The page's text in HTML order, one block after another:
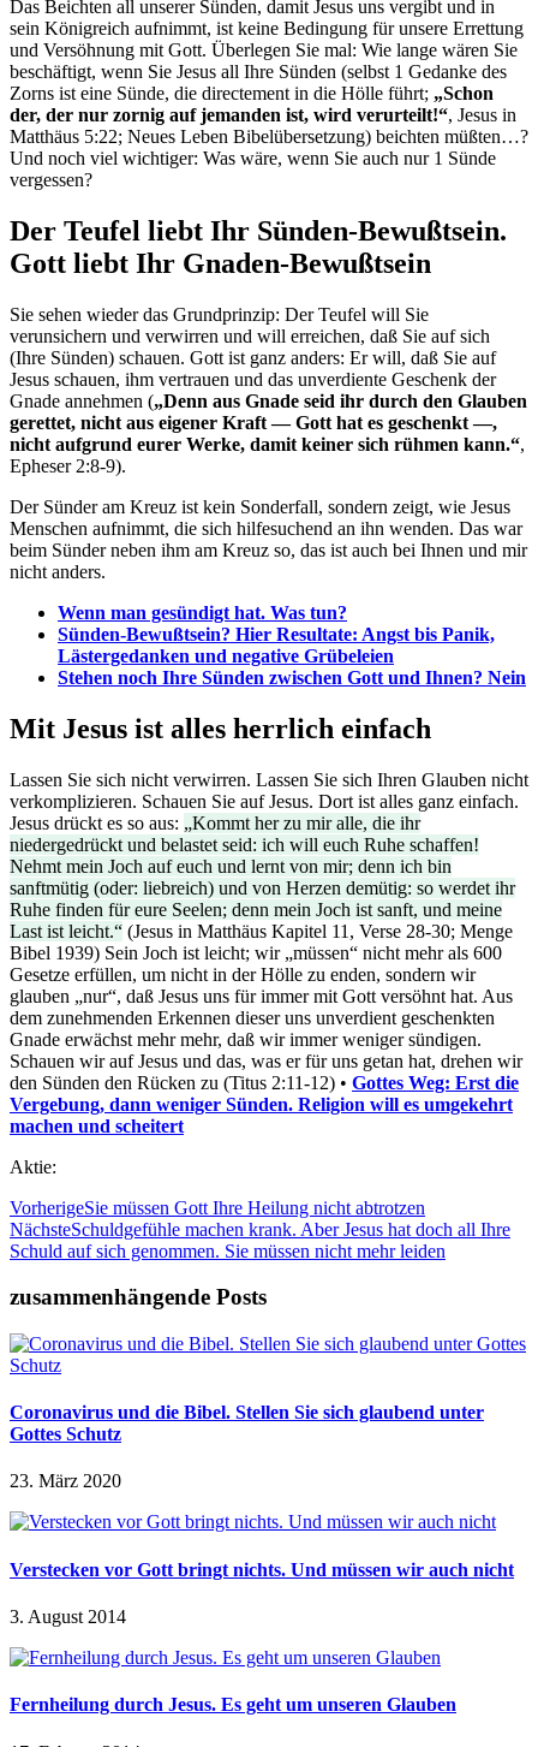
Das Beichten all unserer Sünden, damit Jesus uns vergibt und in
sein Königreich aufnimmt, ist keine Bedingung für unsere Errettung
und Versöhnung mit Gott. Überlegen Sie mal: Wie lange wären Sie
beschäftigt, wenn Sie Jesus all Ihre Sünden (selbst 1 Gedanke des
Zorns ist eine Sünde, die directement in die Hölle führt; „Schon
der, der nur zornig auf jemanden ist, wird verurteilt!“, Jesus in
Matthäus 5:22; Neues Leben Bibelübersetzung) beichten müßten…?
Und noch viel wichtiger: Was wäre, wenn Sie auch nur 1 Sünde
vergessen?
Der Teufel liebt Ihr Sünden-Bewußtsein.
Gott liebt Ihr Gnaden-Bewußtsein
Sie sehen wieder das Grundprinzip: Der Teufel will Sie
verunsichern und verwirren und will erreichen, daß Sie auf sich
(Ihre Sünden) schauen. Gott ist ganz anders: Er will, daß Sie auf
Jesus schauen, ihm vertrauen und das unverdiente Geschenk der
Gnade annehmen („Denn aus Gnade seid ihr durch den Glauben
gerettet, nicht aus eigener Kraft — Gott hat es geschenkt —,
nicht aufgrund eurer Werke, damit keiner sich rühmen kann.“,
Epheser 2:8-9).
Der Sünder am Kreuz ist kein Sonderfall, sondern zeigt, wie Jesus
Menschen aufnimmt, die sich hilfesuchend an ihn wenden. Das war
beim Sünder neben ihm am Kreuz so, das ist auch bei Ihnen und mir
nicht anders.
Wenn man gesündigt hat. Was tun?
Sünden-Bewußtsein? Hier Resultate: Angst bis Panik,
Lästergedanken und negative Grübeleien
Stehen noch Ihre Sünden zwischen Gott und Ihnen? Nein
Mit Jesus ist alles herrlich einfach
Lassen Sie sich nicht verwirren. Lassen Sie sich Ihren Glauben nicht
verkomplizieren. Schauen Sie auf Jesus. Dort ist alles ganz einfach.
Jesus drückt es so aus: „Kommt her zu mir alle, die ihr
niedergedrückt und belastet seid: ich will euch Ruhe schaffen!
Nehmt mein Joch auf euch und lernt von mir; denn ich bin
sanftmütig (oder: liebreich) und von Herzen demütig: so werdet ihr
Ruhe finden für eure Seelen; denn mein Joch ist sanft, und meine
Last ist leicht.“ (Jesus in Matthäus Kapitel 11, Verse 28-30; Menge
Bibel 1939) Sein Joch ist leicht; wir „müssen“ nicht mehr als 600
Gesetze erfüllen, um nicht in der Hölle zu enden, sondern wir
glauben „nur“, daß Jesus uns für immer mit Gott versöhnt hat. Aus
dem zunehmenden Erkennen dieser uns unverdient geschenkten
Gnade erwächst mehr mehr, daß wir immer weniger sündigen.
Schauen wir auf Jesus und das, was er für uns getan hat, drehen wir
den Sünden den Rücken zu (Titus 2:11-12) • Gottes Weg: Erst die
Vergebung, dann weniger Sünden. Religion will es umgekehrt
machen und scheitert
Aktie:
VorherigeSie müssen Gott Ihre Heilung nicht abtrotzen
NächsteSchuldgefühle machen krank. Aber Jesus hat doch all Ihre
Schuld auf sich genommen. Sie müssen nicht mehr leiden
zusammenhängende Posts
Coronavirus und die Bibel. Stellen Sie sich glaubend unter
Gottes Schutz
23. März 2020
Verstecken vor Gott bringt nichts. Und müssen wir auch nicht
3. August 2014
Fernheilung durch Jesus. Es geht um unseren Glauben